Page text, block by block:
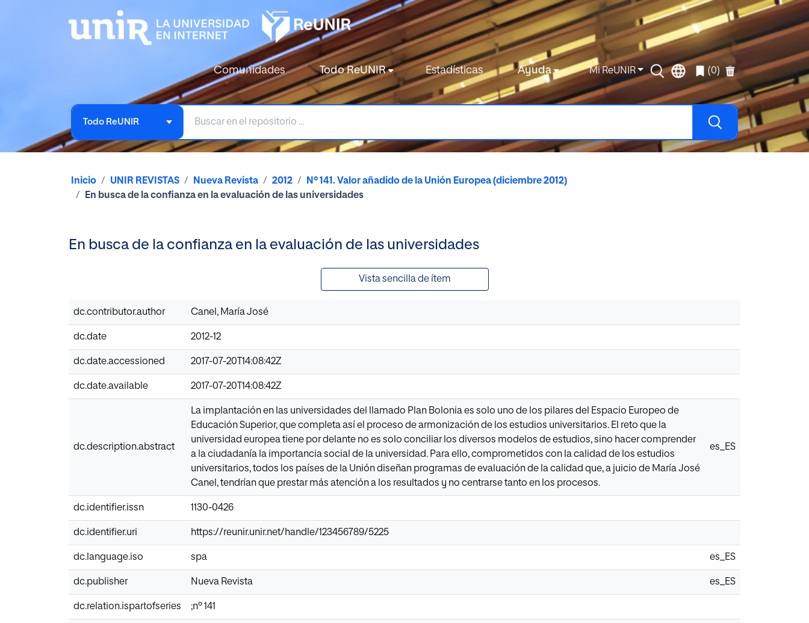
Comunidades Todo ReUNIR Estadísticas Ayuda Mi ReUNIR (0)
Todo ReUNIR
Inicio UNIR REVISTAS Nueva Revista 2012
Nº 141. Valor añadido de la Unión Europea (diciembre 2012)
En busca de la confianza en la evaluación de las universidades
En busca de la confianza en la evaluación de las universidades
Vista sencilla de ítem
dc.contributor.author Canel, María José
dc.date 2012-12
dc.date.accessioned 2017-07-20T14:08:42Z
dc.date.available 2017-07-20T14:08:42Z
dc.description.abstract
La implantación en las universidades del llamado Plan Bolonia es solo uno de los pilares del Espacio Europeo de
Educación Superior, que completa así el proceso de armonización de los estudios universitarios. El reto que la
universidad europea tiene por delante no es solo conciliar los diversos modelos de estudios, sino hacer comprender
a la ciudadanía la importancia social de la universidad. Para ello, comprometidos con la calidad de los estudios
universitarios, todos los países de la Unión diseñan programas de evaluación de la calidad que, a juicio de María José
Canel, tendrían que prestar más atención a los resultados y no centrarse tanto en los procesos.
es_ES
dc.identifier.issn 1130-0426
dc.identifier.uri https://reunir.unir.net/handle/123456789/5225
dc.language.iso spa es_ES
dc.publisher Nueva Revista es_ES
dc.relation.ispartofseries ;nº 141